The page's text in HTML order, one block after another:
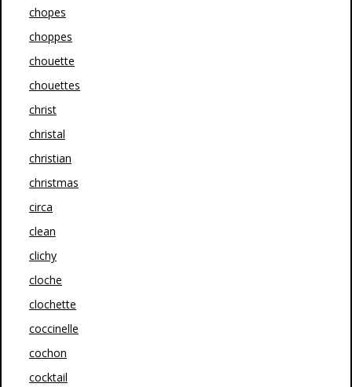
chopes
choppes
chouette
chouettes
christ
christal
christian
christmas
circa
clean
clichy
cloche
clochette
coccinelle
cochon
cocktail